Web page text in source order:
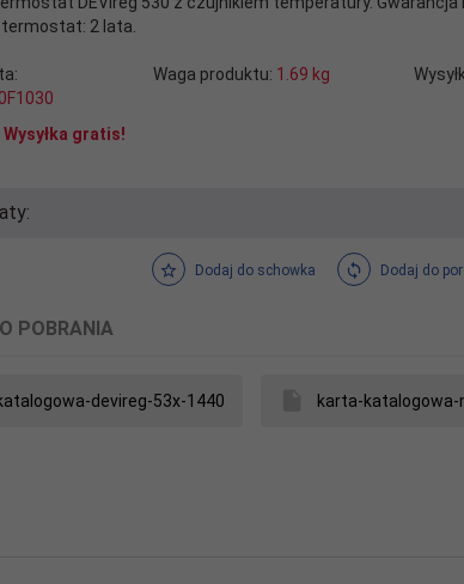
2 lata.
Waga produktu: 1.69 kg
Wysyłka gratis!
Dodaj do schowka Dodaj do
POBRANIA
devireg-53x-1440 karta-